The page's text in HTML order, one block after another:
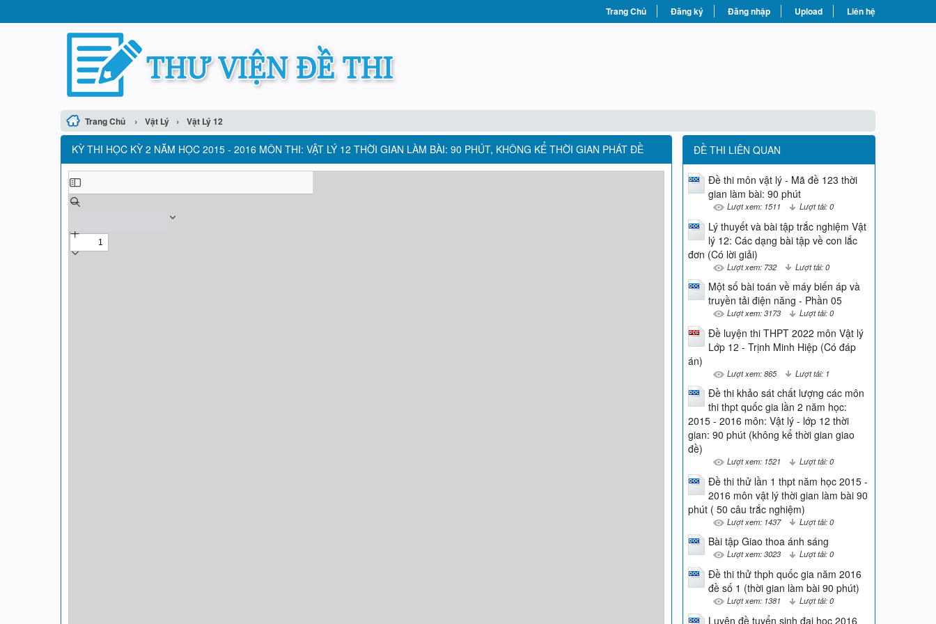
Trang Chủ Đăng ký Đăng nhập Upload Liên hệ
Trang Chủ › Vật Lý › Vật Lý 12
KỲ THI HỌC KỲ 2 NĂM HỌC 2015 - 2016 MÔN THI: VẬT LÝ 12 THỜI GIAN LÀM BÀI: 90 PHÚT, KHÔNG KỂ THỜI GIAN PHÁT ĐỀ ĐỀ THI LIÊN QUAN
Đề thi môn vật lý - Mã đề 123 thời
gian làm bài: 90 phút
Lượt xem: 1511 Lượt tải: 0
Lý thuyết và bài tập trắc nghiệm Vật
lý 12: Các dạng bài tập về con lắc
đơn (Có lời giải)
Lượt xem: 732 Lượt tải: 0
Một số bài toán về máy biến áp và
truyền tải điện năng - Phần 05
Lượt xem: 3173 Lượt tải: 0
Đề luyện thi THPT 2022 môn Vật lý
Lớp 12 - Trịnh Minh Hiệp (Có đáp
án)
Lượt xem: 865 Lượt tải: 1
Đề thi khảo sát chất lượng các môn
thi thpt quốc gia lần 2 năm học:
2015 - 2016 môn: Vật lý - lớp 12 thời
gian: 90 phút (không kể thời gian giao
đề)
Lượt xem: 1521 Lượt tải: 0
Đề thi thử lần 1 thpt năm học 2015 -
2016 môn vật lý thời gian làm bài 90
phút ( 50 câu trắc nghiệm)
Lượt xem: 1437 Lượt tải: 0
Bài tập Giao thoa ánh sáng
Lượt xem: 3023 Lượt tải: 0
Đề thi thử thph quốc gia năm 2016
đề số 1 (thời gian làm bài 90 phút)
Lượt xem: 1381 Lượt tải: 0
Luyện đề tuyển sinh đại học 2016